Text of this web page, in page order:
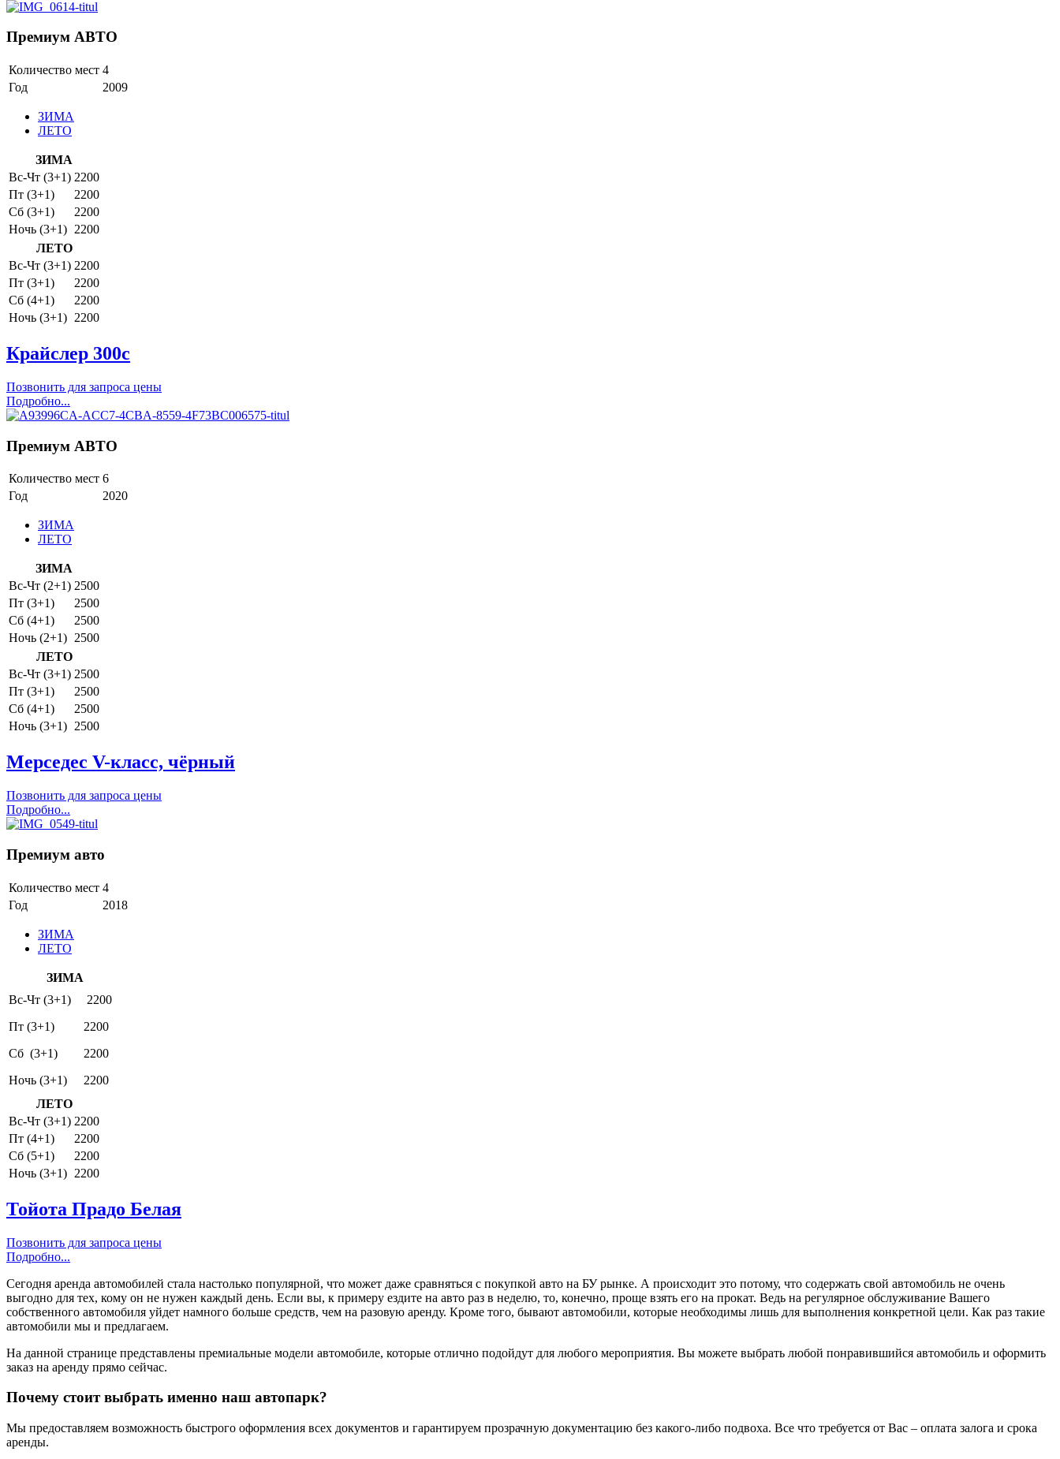
Премиум АВТО
Количество мест 4
Год
2009
ЗИМА
ЛЕТО
ЗИМА
Вс-Чт (3+1) 2200
Пт (3+1)
2200
Сб (3+1)
2200
Ночь (3+1) 2200
ЛЕТО
Вс-Чт (3+1) 2200
Пт (3+1)
2200
Сб (4+1)
2200
Ночь (3+1) 2200
Крайслер 300с
Позвонить для запроса цены
Подробно...
Премиум АВТО
Количество мест 6
Год
2020
ЗИМА
ЛЕТО
ЗИМА
Вс-Чт (2+1) 2500
Пт (3+1)
2500
Сб (4+1)
2500
Ночь (2+1) 2500
ЛЕТО
Вс-Чт (3+1) 2500
Пт (3+1)
2500
Сб (4+1)
2500
Ночь (3+1) 2500
Мерседес V-класс, чёрный
Позвонить для запроса цены
Подробно...
Премиум авто
Количество мест 4
Год
2018
ЗИМА
ЛЕТО
ЗИМА
Вс-Чт (3+1)
2200
Пт (3+1)
2200
Сб (3+1)
2200
Ночь (3+1)
2200
ЛЕТО
Вс-Чт (3+1) 2200
Пт (4+1)
2200
Сб (5+1)
2200
Ночь (3+1) 2200
Тойота Прадо Белая
Позвонить для запроса цены
Подробно...
Сегодня аренда автомобилей стала настолько популярной, что может даже сравняться с покупкой авто на БУ рынке. А происходит это потому, что содержать свой автомобиль не очень
выгодно для тех, кому он не нужен каждый день. Если вы, к примеру ездите на авто раз в неделю, то, конечно, проще взять его на прокат. Ведь на регулярное обслуживание Вашего
собственного автомобиля уйдет намного больше средств, чем на разовую аренду. Кроме того, бывают автомобили, которые необходимы лишь для выполнения конкретной цели. Как раз такие
автомобили мы и предлагаем.
На данной странице представлены премиальные модели автомобиле, которые отлично подойдут для любого мероприятия. Вы можете выбрать любой понравившийся автомобиль и оформить
заказ на аренду прямо сейчас.
Почему стоит выбрать именно наш автопарк?
Мы предоставляем возможность быстрого оформления всех документов и гарантируем прозрачную документацию без какого-либо подвоха. Все что требуется от Вас – оплата залога и срока
аренды.